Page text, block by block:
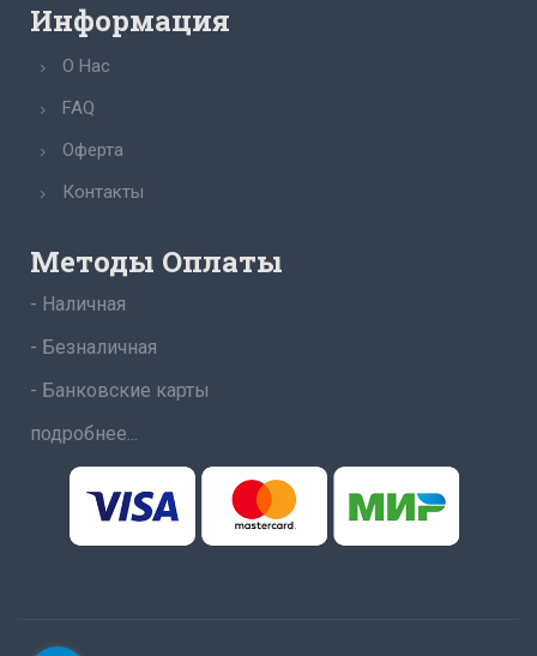
Информация
О Нас
FAQ
Оферта
Контакты
Методы Оплаты
- Наличная
- Безналичная
- Банковские карты
подробнее...